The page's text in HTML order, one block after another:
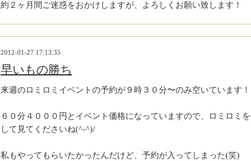
約２ヶ月間ご迷惑をおかけしますが、よろしくお願い致します！
2012-01-27 17:13:35
早いもの勝ち
来週のロミロミイベントの予約が９時３０分〜のみ空いています！
６０分４０００円とイベント価格になっていますので、ロミロミ
して見てくださいね(^-^)/
私もやってもらいたかったんだけど、予約が入ってしまった(笑)